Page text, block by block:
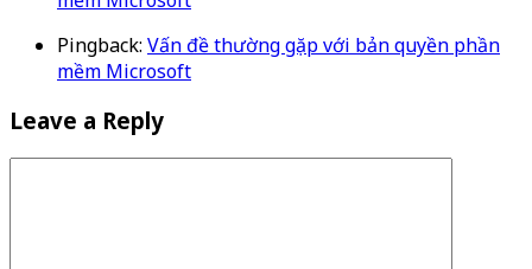
Pingback: Vấn đề thường gặp với bản quyền phần
mềm Microsoft
Leave a Reply